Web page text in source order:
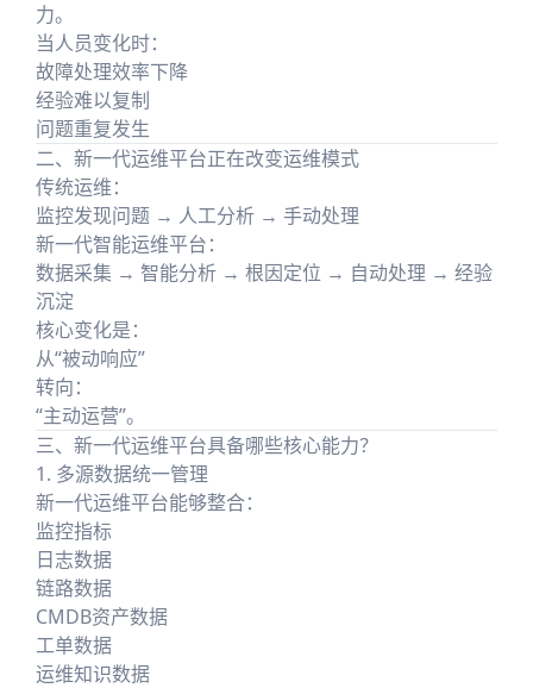
力。
当人员变化时：
故障处理效率下降
经验难以复制
问题重复发生
二、新一代运维平台正在改变运维模式
传统运维：
监控发现问题 → 人工分析 → 手动处理
新一代智能运维平台：
数据采集 → 智能分析 → 根因定位 → 自动处理 → 经验
沉淀
核心变化是：
从“被动响应”
转向：
“主动运营”。
三、新一代运维平台具备哪些核心能力？
1. 多源数据统一管理
新一代运维平台能够整合：
监控指标
日志数据
链路数据
CMDB资产数据
工单数据
运维知识数据